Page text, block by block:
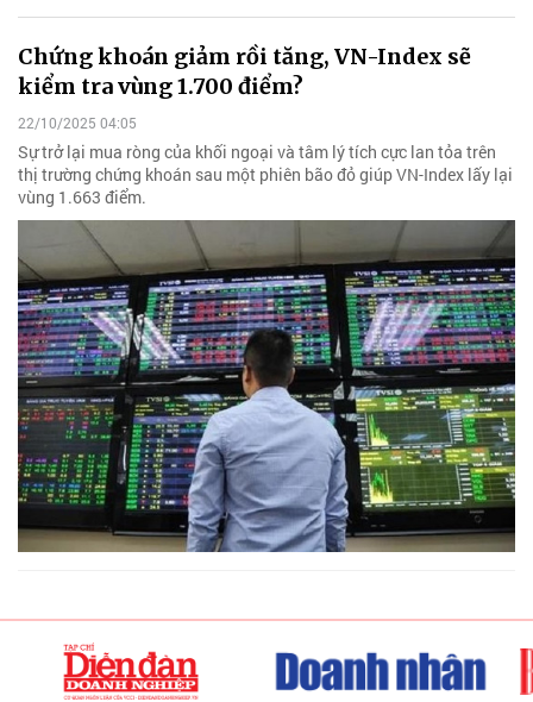
Chứng khoán giảm rồi tăng, VN-Index sẽ
kiểm tra vùng 1.700 điểm?
22/10/2025 04:05
Sự trở lại mua ròng của khối ngoại và tâm lý tích cực lan tỏa trên
thị trường chứng khoán sau một phiên bão đỏ giúp VN-Index lấy lại
vùng 1.663 điểm.